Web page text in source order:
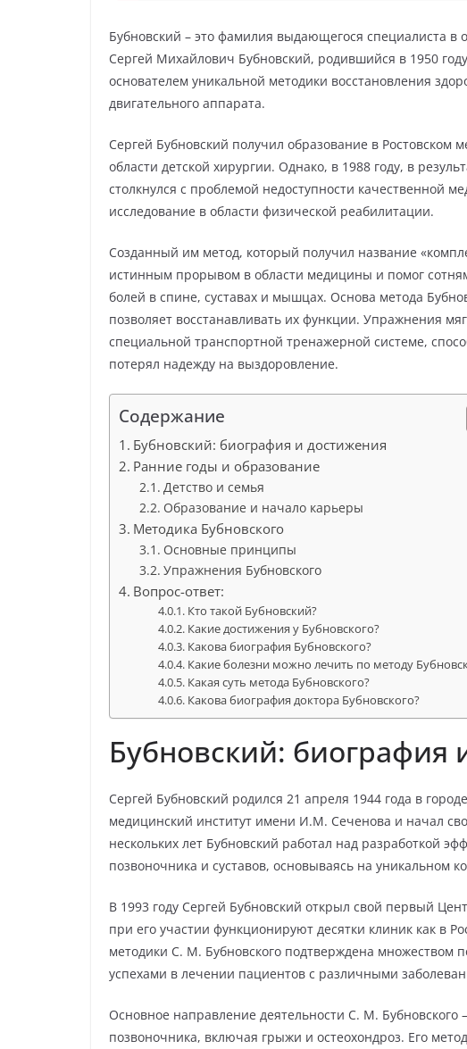
Бубновский – это фамилия выдающегося специалиста в
Сергей Михайлович Бубновский, родившийся в 1950
основателем уникальной методики восстановления
двигательного аппарата.
Сергей Бубновский получил образование в Ростовском
области детской хирургии. Однако, в 1988 году, в
столкнулся с проблемой недоступности качественной
исследование в области физической реабилитации.
Созданный им метод, который получил название
истинным прорывом в области медицины и помог
болей в спине, суставах и мышцах. Основа метода
позволяет восстанавливать их функции. Упражнения
специальной транспортной тренажерной системе,
потерял надежду на выздоровление.
Содержание
Бубновский: биография и достижения
Ранние годы и образование
Детство и семья
Образование и начало карьеры
Методика Бубновского
Основные принципы
Упражнения Бубновского
Вопрос-ответ:
Кто такой Бубновский?
Какие достижения у Бубновского?
Какова биография Бубновского?
Какие болезни можно лечить по методу
Какая суть метода Бубновского?
Какова биография доктора Бубновского?
Бубновский: биография
Сергей Бубновский родился 21 апреля 1944 года в
медицинский институт имени И.М. Сеченова и начал
нескольких лет Бубновский работал над разработкой
позвоночника и суставов, основываясь на уникальном
В 1993 году Сергей Бубновский открыл свой первый
при его участии функционируют десятки клиник как в
методики С. М. Бубновского подтверждена
успехами в лечении пациентов с различными
Основное направление деятельности С. М.
позвоночника, включая грыжи и остеохондроз. Его